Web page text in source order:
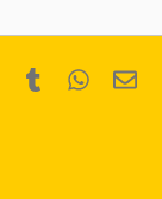
Pinterest
Tumblr